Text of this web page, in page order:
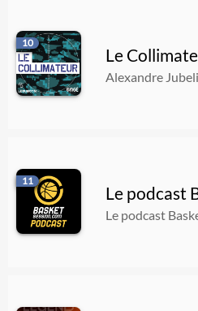
10
Le
Alexandre
11
Le podcast
Le podcast